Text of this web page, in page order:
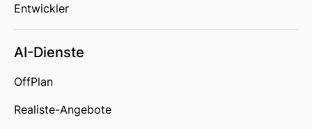
Entwickler
AI-Dienste
OffPlan
Realiste-Angebote